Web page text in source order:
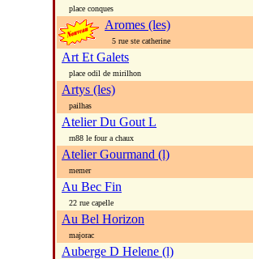
place conques
Aromes (les)
5 rue ste catherine
Art Et Galets
place odil de mirilhon
Artys (les)
pailhas
Atelier Du Gout L
rn88 le four a chaux
Atelier Gourmand (l)
memer
Au Bec Fin
22 rue capelle
Au Bel Horizon
majorac
Auberge D Helene (l)